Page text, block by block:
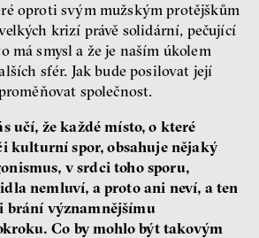
oproti svým mužským protějškům
krizí právě solidární, pečující
má smysl a že je naším úkolem
sfér. Jak bude posilovat její
společnost.
učí, že každé místo, o které
kulturní spor, obsahuje nějaký
v srdci toho sporu,
nemluví, a proto ani neví, a ten
brání významnějšímu
Co by mohlo být takovým